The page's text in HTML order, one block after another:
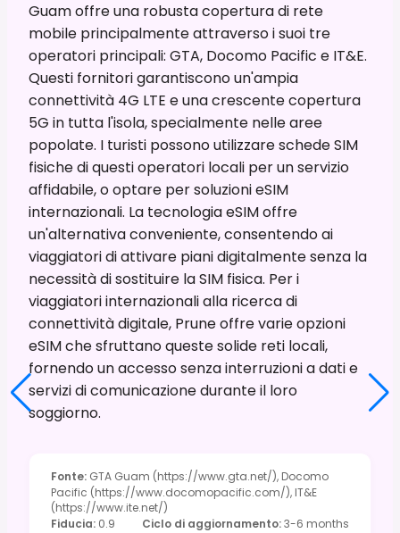
Guam offre una robusta copertura di rete
mobile principalmente attraverso i suoi tre
operatori principali: GTA, Docomo Pacific e IT&E.
Questi fornitori garantiscono un'ampia
connettività 4G LTE e una crescente copertura
5G in tutta l'isola, specialmente nelle aree
popolate. I turisti possono utilizzare schede SIM
fisiche di questi operatori locali per un servizio
affidabile, o optare per soluzioni eSIM
internazionali. La tecnologia eSIM offre
un'alternativa conveniente, consentendo ai
viaggiatori di attivare piani digitalmente senza la
necessità di sostituire la SIM fisica. Per i
viaggiatori internazionali alla ricerca di
connettività digitale, Prune offre varie opzioni
eSIM che sfruttano queste solide reti locali,
fornendo un accesso senza interruzioni a dati e
servizi di comunicazione durante il loro
soggiorno.
Fonte: GTA Guam (https://www.gta.net/), Docomo
Pacific (https://www.docomopacific.com/), IT&E
(https://www.ite.net/)
Fiducia: 0.9 Ciclo di aggiornamento:3-6 months